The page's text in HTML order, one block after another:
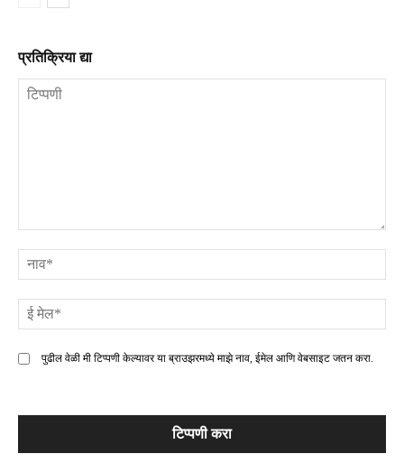
प्रतिक्रिया द्या
पुढील वेळी मी टिप्पणी केल्यावर या ब्राउझरमध्ये माझे नाव, ईमेल आणि वेबसाइट जतन करा.